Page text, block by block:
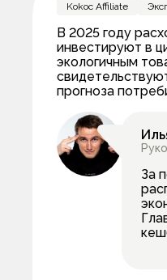
Kokoc Affiliate
В 2025 году
инвестируют в
экологичным
прогноза
За